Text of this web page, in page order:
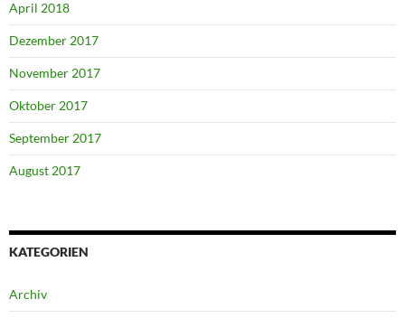
April 2018
Dezember 2017
November 2017
Oktober 2017
September 2017
August 2017
KATEGORIEN
Archiv